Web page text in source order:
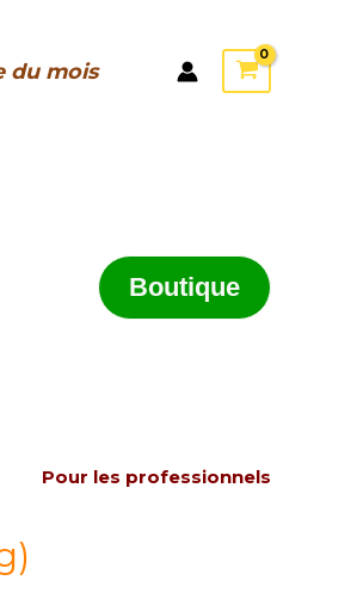
du mois
Boutique
Pour les professionnels